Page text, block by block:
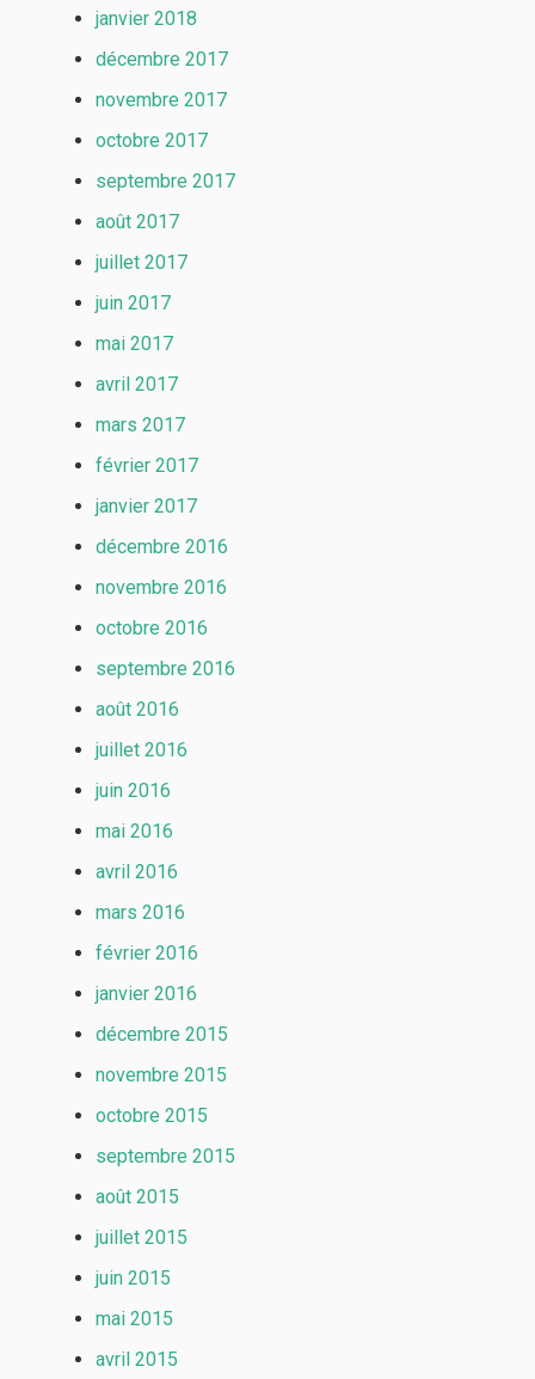
janvier 2018
décembre 2017
novembre 2017
octobre 2017
septembre 2017
août 2017
juillet 2017
juin 2017
mai 2017
avril 2017
mars 2017
février 2017
janvier 2017
décembre 2016
novembre 2016
octobre 2016
septembre 2016
août 2016
juillet 2016
juin 2016
mai 2016
avril 2016
mars 2016
février 2016
janvier 2016
décembre 2015
novembre 2015
octobre 2015
septembre 2015
août 2015
juillet 2015
juin 2015
mai 2015
avril 2015